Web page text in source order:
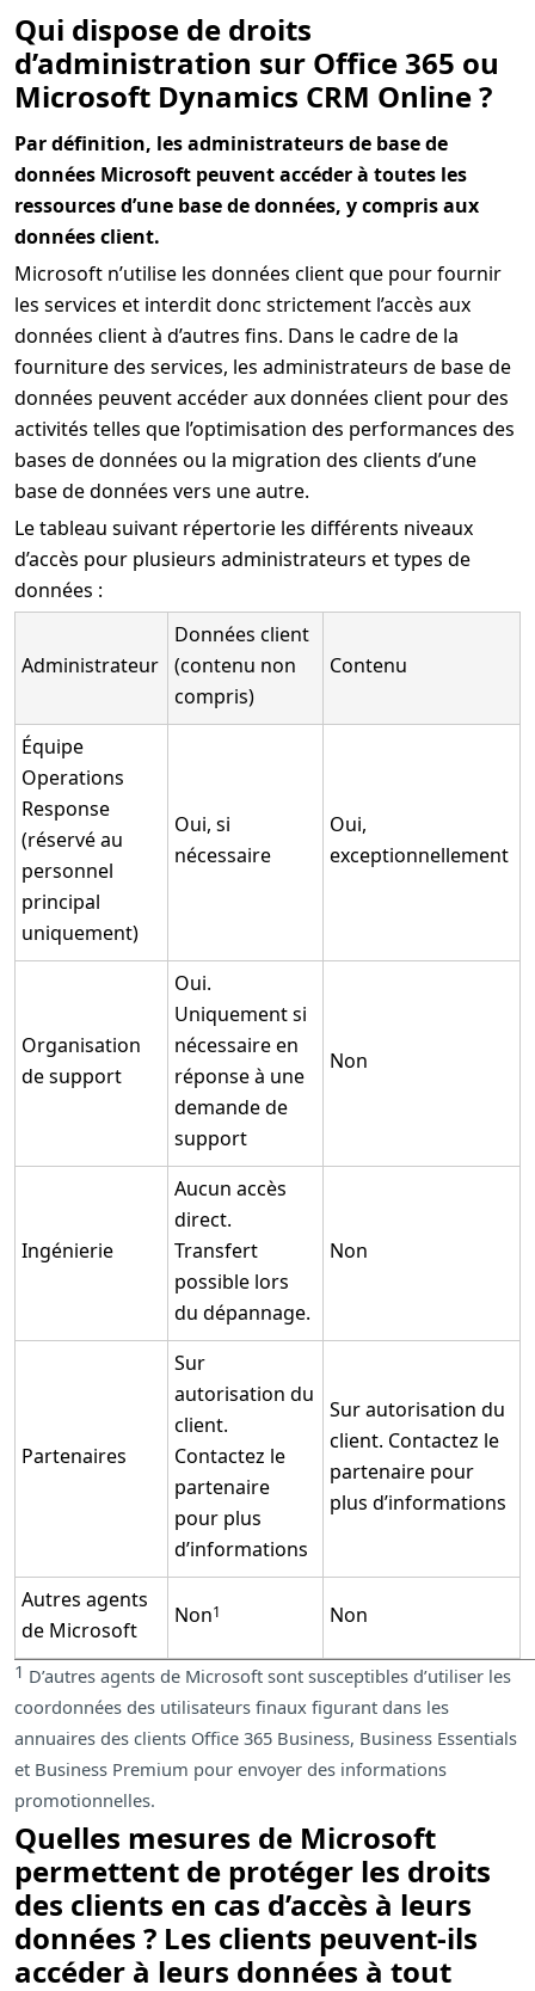
Qui dispose de droits
d’administration sur Office 365 ou
Microsoft Dynamics CRM Online ?
Par définition, les administrateurs de base de
données Microsoft peuvent accéder à toutes les
ressources d’une base de données, y compris aux
données client.
Microsoft n’utilise les données client que pour fournir
les services et interdit donc strictement l’accès aux
données client à d’autres fins. Dans le cadre de la
fourniture des services, les administrateurs de base de
données peuvent accéder aux données client pour des
activités telles que l’optimisation des performances des
bases de données ou la migration des clients d’une
base de données vers une autre.
Le tableau suivant répertorie les différents niveaux
d’accès pour plusieurs administrateurs et types de
données :
Administrateur
Données client
(contenu non
compris)
Contenu
Équipe
Operations
Response
(réservé au
personnel
principal
uniquement)
Oui, si
nécessaire
Oui,
exceptionnellement
Organisation
de support
Oui.
Uniquement si
nécessaire en
réponse à une
demande de
support
Non
Ingénierie
Aucun accès
direct.
Transfert
possible lors
du dépannage.
Non
Partenaires
Sur
autorisation du
client.
Contactez le
partenaire
pour plus
d’informations
Sur autorisation du
client. Contactez le
partenaire pour
plus d’informations
Autres agents
de Microsoft
Non1 Non
1 D’autres agents de Microsoft sont susceptibles d’utiliser les
coordonnées des utilisateurs finaux figurant dans les
annuaires des clients Office 365 Business, Business Essentials
et Business Premium pour envoyer des informations
promotionnelles.
Quelles mesures de Microsoft
permettent de protéger les droits
des clients en cas d’accès à leurs
données ? Les clients peuvent-ils
accéder à leurs données à tout